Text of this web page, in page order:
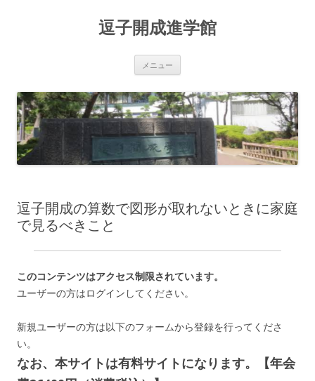
プ
逗子開成進学館
メニュー
逗子開成の算数で図形が取れないときに家庭
で見るべきこと
このコンテンツはアクセス制限されています。
ユーザーの方はログインしてください。
新規ユーザーの方は以下のフォームから登録を行ってくださ
い。
なお、本サイトは有料サイトになります。【年会